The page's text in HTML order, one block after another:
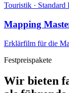
Touristik · Standard
Mapping
Erklärfilm für die
Festpreispakete
Wir bieten